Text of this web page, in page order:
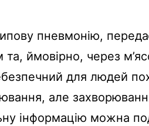
пневмонію,
та, ймовірно, через
для людей
, але
інформацію можна